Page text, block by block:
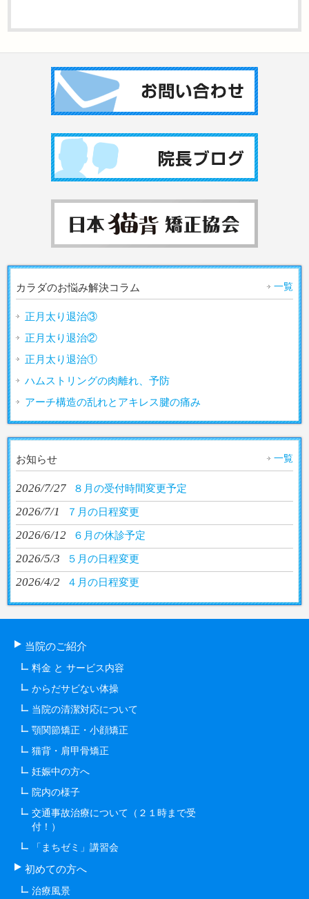
カラダのお悩み解決コラム 一覧
正月太り退治③
正月太り退治②
正月太り退治①
ハムストリングの肉離れ、予防
アーチ構造の乱れとアキレス腱の痛み
お知らせ 一覧
2026/7/27 ８月の受付時間変更予定
2026/7/1 ７月の日程変更
2026/6/12 ６月の休診予定
2026/5/3 ５月の日程変更
2026/4/2 ４月の日程変更
当院のご紹介
料金 と サービス内容
からだサビない体操
当院の清潔対応について
顎関節矯正・小顔矯正
猫背・肩甲骨矯正
妊娠中の方へ
院内の様子
交通事故治療について（２１時まで受
付！）
「まちゼミ」講習会
初めての方へ
治療風景